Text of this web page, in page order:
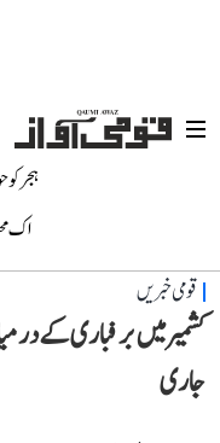
ہجر
اک
قومی خبریں
کشمیر میں برفباری کے
جاری